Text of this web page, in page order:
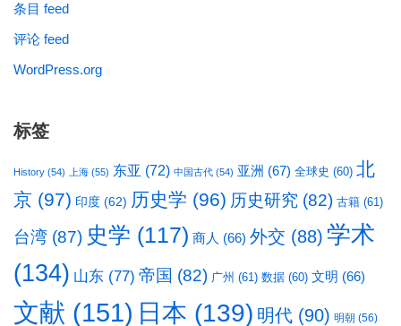
条目 feed
评论 feed
WordPress.org
标签
History (54) 上海 (55) 东亚 (72) 中国古代 (54) 亚洲 (67) 全球史 (60) 北
京 (97) 印度 (62) 历史学 (96) 历史研究 (82) 古籍 (61)
台湾 (87) 史学 (117) 商人 (66) 外交 (88) 学术
(134) 山东 (77) 帝国 (82) 广州 (61) 数据 (60) 文明 (66)
文献 (151) 日本 (139) 明代 (90) 明朝 (56)